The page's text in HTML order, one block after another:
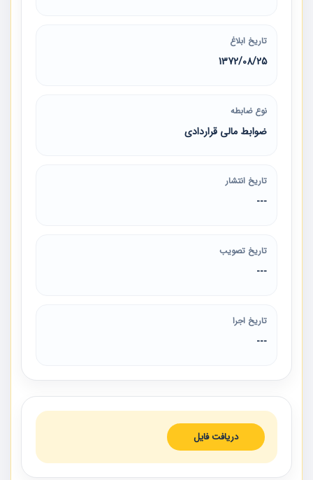
تاریخ ابلاغ
1372/08/25
نوع ضابطه
ضوابط مالی قراردادی
تاریخ انتشار
---
تاریخ تصویب
---
تاریخ اجرا
---
دریافت فایل